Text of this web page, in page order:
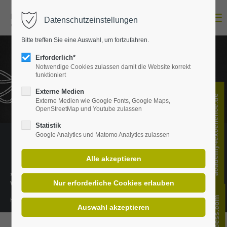
Login
Passwort
Anmelden
Lost your password?
Support
Lorem ipsum dolor sit amet:
„Wissen ist das richtige Verständnis
von Informationen.“
Henning Mankell
academy4excellence.de
Datenschutzeinstellungen
Bitte treffen Sie eine Auswahl, um fortzufahren.
Erforderlich*
Notwendige Cookies zulassen damit die Website korrekt
funktioniert
Externe Medien
Externe Medien wie Google Fonts, Google Maps,
OpenStreetMap und Youtube zulassen
Statistik
Google Analytics und Matomo Analytics zulassen